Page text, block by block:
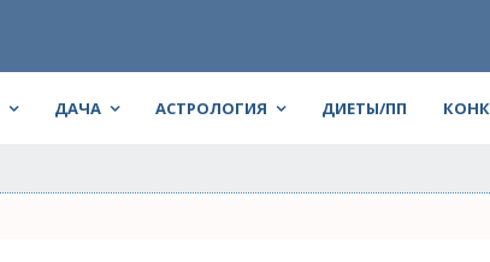
ДАЧА АСТРОЛОГИЯ ДИЕТЫ/ПП